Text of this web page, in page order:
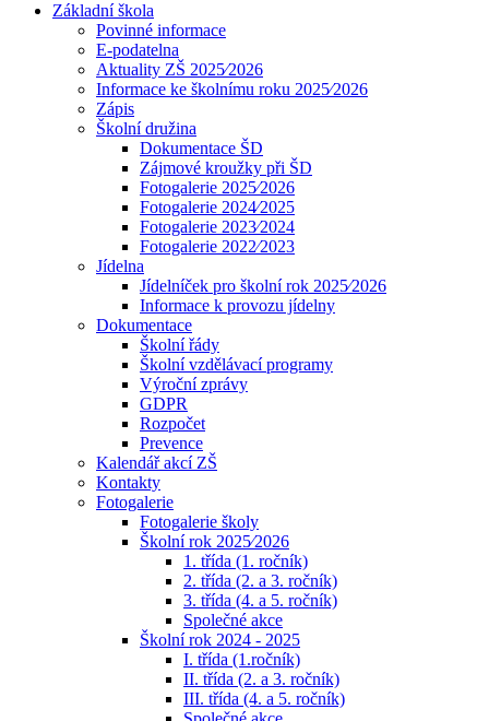
Základní škola
Povinné informace
E-podatelna
Aktuality ZŠ 2025⁄2026
Informace ke školnímu roku 2025⁄2026
Zápis
Školní družina
Dokumentace ŠD
Zájmové kroužky při ŠD
Fotogalerie 2025⁄2026
Fotogalerie 2024⁄2025
Fotogalerie 2023⁄2024
Fotogalerie 2022⁄2023
Jídelna
Jídelníček pro školní rok 2025⁄2026
Informace k provozu jídelny
Dokumentace
Školní řády
Školní vzdělávací programy
Výroční zprávy
GDPR
Rozpočet
Prevence
Kalendář akcí ZŠ
Kontakty
Fotogalerie
Fotogalerie školy
Školní rok 2025⁄2026
1. třída (1. ročník)
2. třída (2. a 3. ročník)
3. třída (4. a 5. ročník)
Společné akce
Školní rok 2024 - 2025
I. třída (1.ročník)
II. třída (2. a 3. ročník)
III. třída (4. a 5. ročník)